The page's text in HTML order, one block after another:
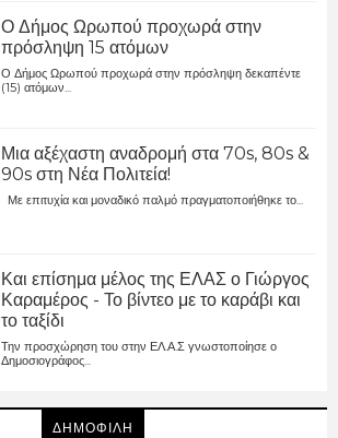
Ο Δήμος Ωρωπού προχωρά στην
πρόσληψη 15 ατόμων
Ο Δήμος Ωρωπού προχωρά στην πρόσληψη δεκαπέντε
(15) ατόμων...
Μια αξέχαστη αναδρομή στα 70s, 80s &
90s στη Νέα Πολιτεία!
Με επιτυχία και μοναδικό παλμό πραγματοποιήθηκε το...
Και επίσημα μέλος της ΕΛΑΣ ο Γιώργος
Καραμέρος - Το βίντεο με το καράβι και
το ταξίδι
Την προσχώρηση του στην ΕΛ.Α.Σ γνωστοποίησε ο
Δημοσιογράφος...
ΔΗΜΟΦΙΛΗ